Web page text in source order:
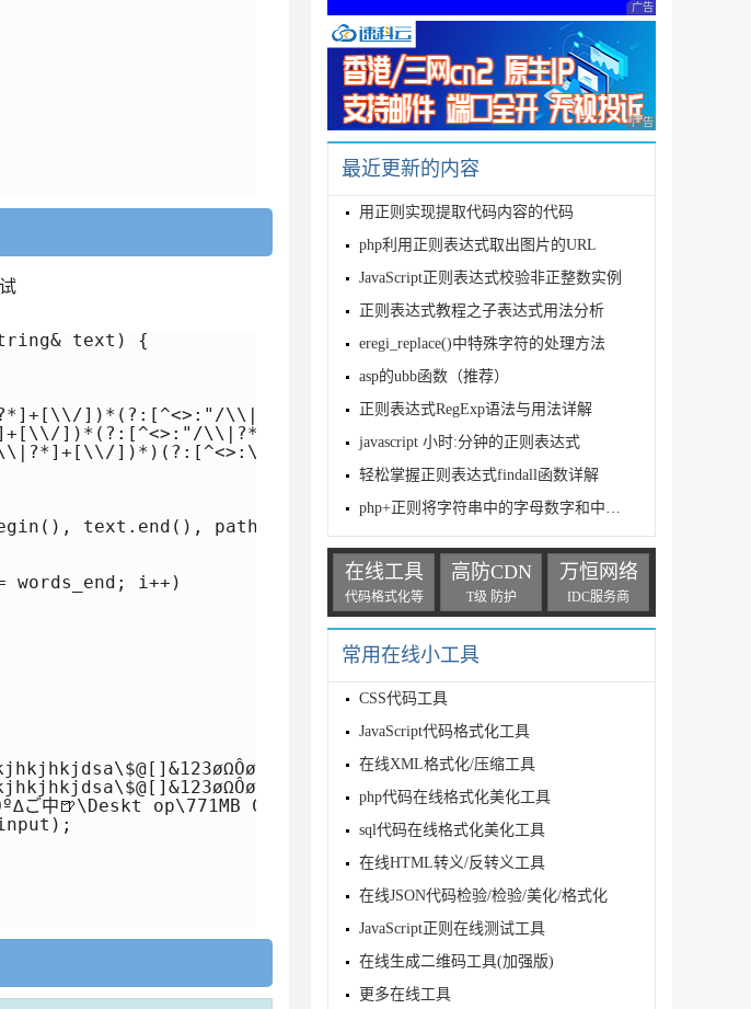
text) {
])*(?:[^<>:"/\\|?*]+(?![^\s"]))*))";//匹配正常路径
])*(?:[^<>:"/\\|?*]+(?![^\s"]))*))";//匹配正常路径
])*)(?:[^<>:\"/\\|?*]+(?![^\s\"])))";//匹配文件及文件夹
text.end(), pathPattern);
words_end; i++)
ご中🍺\🙂☀\☺❥(^_-)づ￣3￣)づ╭❤～\fatf
ご中🍺\🙂☀\☺❥(^_-)づ￣3￣)づ╭❤～\fatf
ご中🍺\Deskt op\771MB C:\Users\M58\Desktop\bug记录.xlsx
广告 商业广告，理性
广告 商业广告，理性
最近更新的内容
用正则实现提取代码内容的代码
php利用正则表达式取出图片的URL
JavaScript正则表达式校验非正整数实例
正则表达式教程之子表达式用法分析
eregi_replace()中特殊字符的处理方法
asp的ubb函数（推荐）
正则表达式RegExp语法与用法详解
javascript 小时:分钟的正则表达式
轻松掌握正则表达式findall函数详解
php+正则将字符串中的字母数字和中文分割
在线工具
代码格式化等
高防CDN
T级 防护
万恒网络
IDC服务商
常用在线小工具
CSS代码工具
JavaScript代码格式化工具
在线XML格式化/压缩工具
php代码在线格式化美化工具
sql代码在线格式化美化工具
在线HTML转义/反转义工具
在线JSON代码检验/检验/美化/格式化
JavaScript正则在线测试工具
在线生成二维码工具(加强版)
更多在线工具